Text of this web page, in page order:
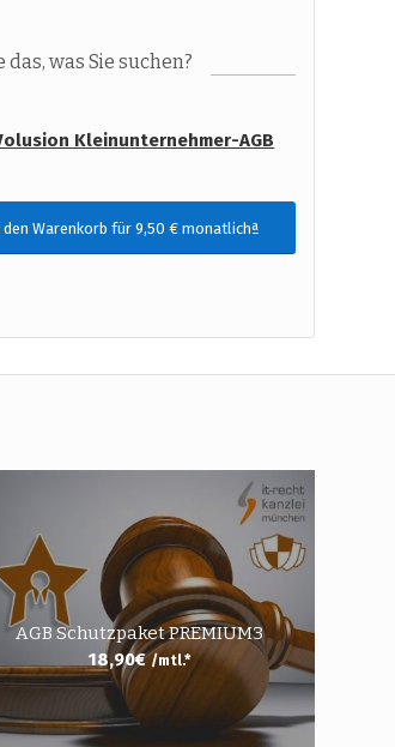
was Sie suchen?
Kleinunternehmer-AGB
den Warenkorb für 9,50 € monatlichª
AGB Schutzpaket PREMIUM3
18,90€ /mtl.*